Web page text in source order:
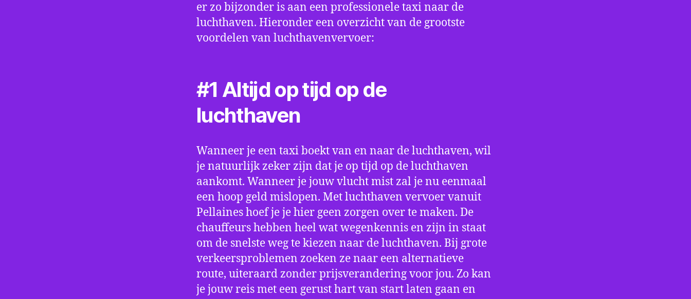
er zo bijzonder is aan een professionele taxi naar de
luchthaven. Hieronder een overzicht van de grootste
voordelen van luchthavenvervoer:
#1 Altijd op tijd op de
luchthaven
Wanneer je een taxi boekt van en naar de luchthaven, wil
je natuurlijk zeker zijn dat je op tijd op de luchthaven
aankomt. Wanneer je jouw vlucht mist zal je nu eenmaal
een hoop geld mislopen. Met luchthaven vervoer vanuit
Pellaines hoef je je hier geen zorgen over te maken. De
chauffeurs hebben heel wat wegenkennis en zijn in staat
om de snelste weg te kiezen naar de luchthaven. Bij grote
verkeersproblemen zoeken ze naar een alternatieve
route, uiteraard zonder prijsverandering voor jou. Zo kan
je jouw reis met een gerust hart van start laten gaan en